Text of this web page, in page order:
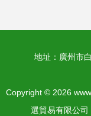
地址：廣州市
Copyright © 2026
選貿易有限公司